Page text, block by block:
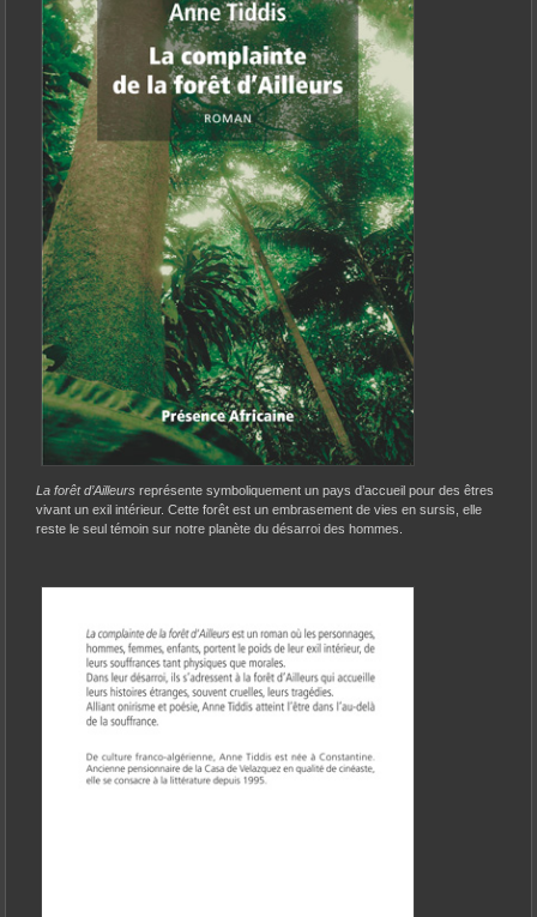
La forêt d’Ailleurs représente symboliquement un pays d’accueil pour des êtres
vivant un exil intérieur. Cette forêt est un embrasement de vies en sursis, elle
reste le seul témoin sur notre planète du désarroi des hommes.